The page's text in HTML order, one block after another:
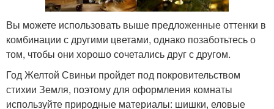
Вы можете использовать выше предложенные оттенки в
комбинации с другими цветами, однако позаботьтесь о
том, чтобы они хорошо сочетались друг с другом.
Год Желтой Свиньи пройдет под покровительством
стихии Земля, поэтому для оформления комнаты
используйте природные материалы: шишки, еловые